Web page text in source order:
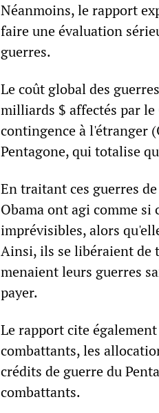
Néanmoins, le rapport
faire une évaluation
guerres.
Le coût global des
milliards $ affectés par le
contingence à l'étranger
Pentagone, qui totalise
En traitant ces guerres
Obama ont agi comme
imprévisibles, alors
Ainsi, ils se libéraient de
menaient leurs guerres
payer.
Le rapport cite
combattants, les
crédits de guerre du
combattants.